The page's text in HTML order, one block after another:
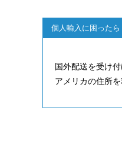
個人輸入に困ったら
国外配送を受け
アメリカの住所